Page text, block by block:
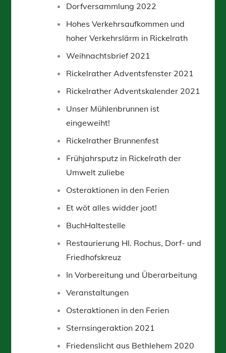
Dorfversammlung 2022
Hohes Verkehrsaufkommen und
hoher Verkehrslärm in Rickelrath
Weihnachtsbrief 2021
Rickelrather Adventsfenster 2021
Rickelrather Adventskalender 2021
Unser Mühlenbrunnen ist
eingeweiht!
Rickelrather Brunnenfest
Frühjahrsputz in Rickelrath der
Umwelt zuliebe
Osteraktionen in den Ferien
Et wöt alles widder joot!
BuchHaltestelle
Restaurierung Hl. Rochus, Dorf- und
Friedhofskreuz
In Vorbereitung und Überarbeitung
Veranstaltungen
Osteraktionen in den Ferien
Sternsingeraktion 2021
Friedenslicht aus Bethlehem 2020